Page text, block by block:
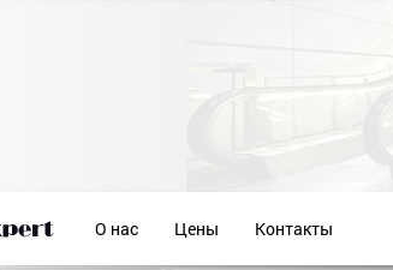
О нас Цены Контакты